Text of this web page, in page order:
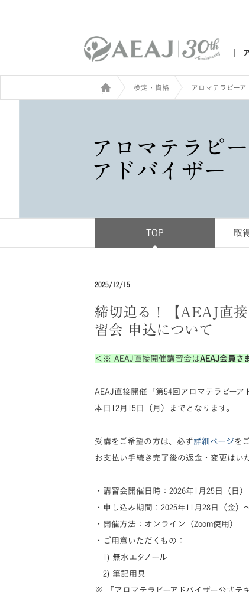
検定・資格 アロマテラピーア
TOP 取
2025/12/15
締切迫る！【AEAJ直
習会 申込について
＜※ AEAJ直接開催講習会はAEAJ会員さ
AEAJ直接開催「第54回アロマテラピー
本日12月15日（月）までとなります。
受講をご希望の方は、必ず詳細ページ を
お支払い手続き完了後の返金・変更はい
・講習会開催日時：2026年1月25日（日
・申し込み期間：2025年11月28日（金）
・開催方法：オンライン（Zoom使用）
・ご用意いただくもの：
1) 無水エタノール
2) 筆記用具
※ 『アロマテラピーアドバイザー公式テ